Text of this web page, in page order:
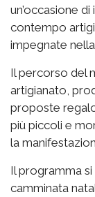
un’occasione
contempo
impegnate
Il percorso del
artigianato,
proposte
più piccoli e
la
Il programma
camminata